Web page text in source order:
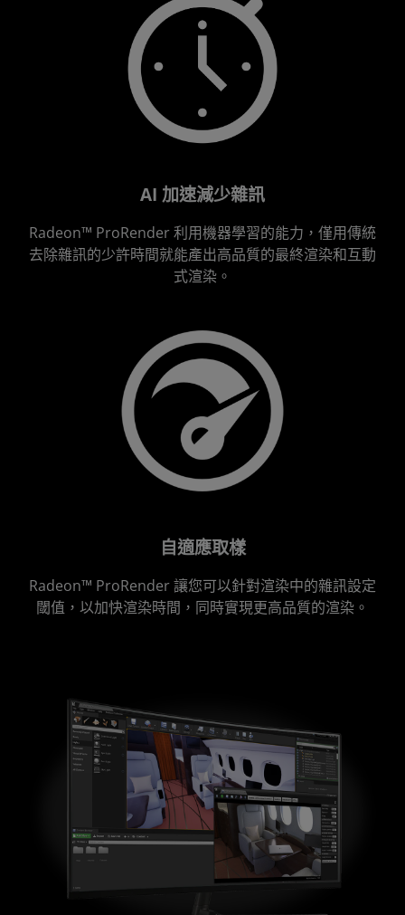
AI 加速減少雜訊
Radeon™ ProRender 利用機器學習的能力，僅用傳統
去除雜訊的少許時間就能產出高品質的最終渲染和互動
式渲染。
自適應取樣
Radeon™ ProRender 讓您可以針對渲染中的雜訊設定
閾值，以加快渲染時間，同時實現更高品質的渲染。